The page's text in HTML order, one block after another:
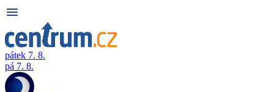
pátek 7. 8.
pá 7. 8.